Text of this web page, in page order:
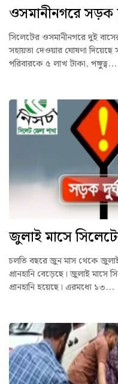
ওসমানীনগরে সড়ক
সিলেটের ওসমানীনগরে দুই
সহায়তা দেওয়ার ঘোষণা দিয়েছে
পরিবারকে ৫ লাখ টাকা, পঙ্গুত্ব...
জুলাই মাসে
চলতি বছরে জুন মাস থেকে
প্রানহানি বেড়েছে। জুলাই
প্রানহানি হয়েছে। এরমধ্যে ১৩...